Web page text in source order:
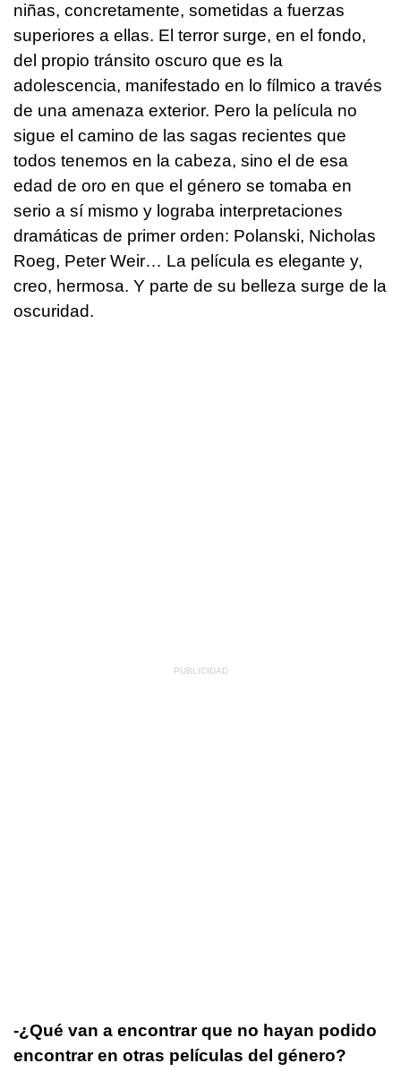
niñas, concretamente, sometidas a fuerzas
superiores a ellas. El terror surge, en el fondo,
del propio tránsito oscuro que es la
adolescencia, manifestado en lo fílmico a través
de una amenaza exterior. Pero la película no
sigue el camino de las sagas recientes que
todos tenemos en la cabeza, sino el de esa
edad de oro en que el género se tomaba en
serio a sí mismo y lograba interpretaciones
dramáticas de primer orden: Polanski, Nicholas
Roeg, Peter Weir… La película es elegante y,
creo, hermosa. Y parte de su belleza surge de la
oscuridad.
-¿Qué van a encontrar que no hayan podido
encontrar en otras películas del género?